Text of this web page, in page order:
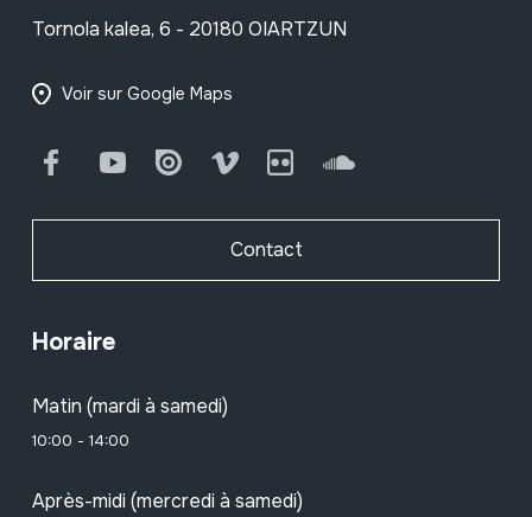
Tornola kalea, 6 - 20180 OIARTZUN
Voir sur Google Maps
FacebookYoutube Issuu Vimeo Flickr SoundCloud
Contact
Horaire
Matin (mardi à samedi)
10:00 - 14:00
Après-midi (mercredi à samedi)